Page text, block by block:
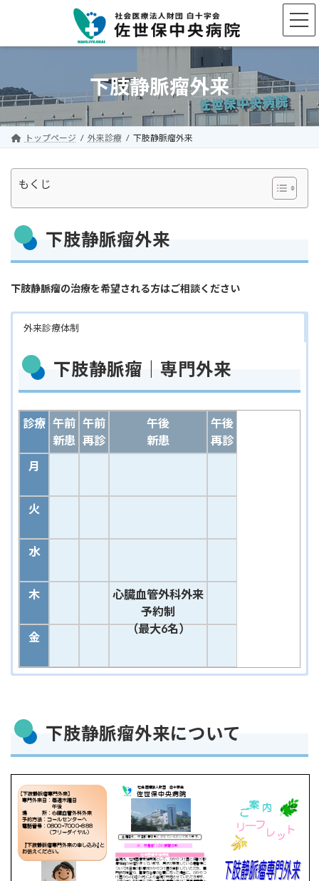
ン
ス
キ
ッ
ー
ン
に
移
下肢静脈瘤外来
トップページ 外来診療 下肢静脈瘤外来
もくじ
下肢静脈瘤外来
下肢静脈瘤の治療を希望される方はご相談ください
外来診療体制
下肢静脈瘤｜専門外来
診療
月
火
水
木
金
午前
新患
午前
再診
午後
新患
心臓血管外科外来
予約制
（最大6名）
午後
再診
下肢静脈瘤外来について